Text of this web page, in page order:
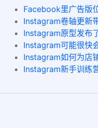
Facebook里广告版
Instagram卷轴更新
Instagram原型发布
Instagram可能很快
Instagram如何为店
Instagram新手训练